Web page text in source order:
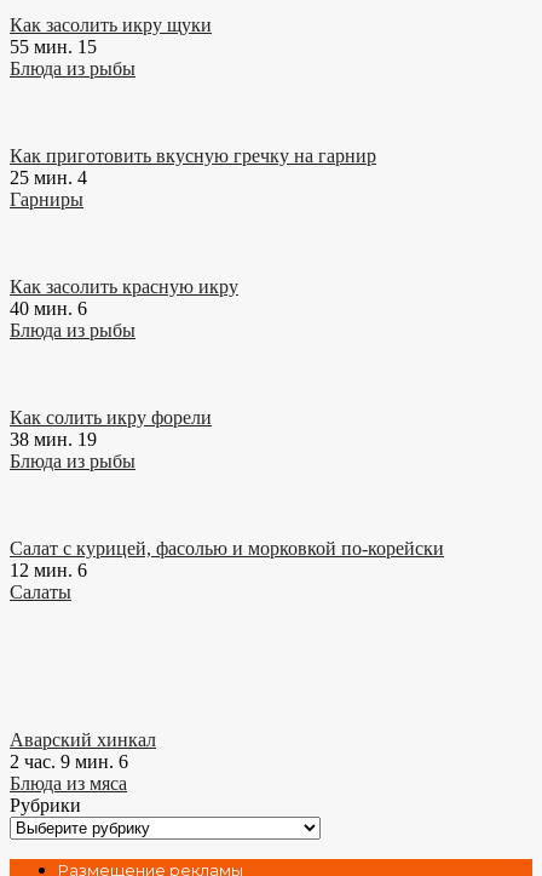
Как засолить икру щуки
55 мин. 15
Блюда из рыбы
Как приготовить вкусную гречку на гарнир
25 мин. 4
Гарниры
Как засолить красную икру
40 мин. 6
Блюда из рыбы
Как солить икру форели
38 мин. 19
Блюда из рыбы
Салат с курицей, фасолью и морковкой по-корейски
12 мин. 6
Салаты
Аварский хинкал
2 час. 9 мин. 6
Блюда из мяса
Рубрики
Рубрики
Размещение рекламы